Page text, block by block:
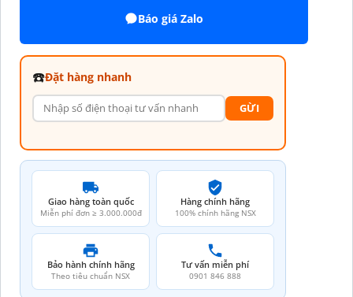
Báo giá Zalo
☎️Đặt hàng nhanh
GỪI
Giao hàng toàn quốc
Miễn phí đơn ≥ 3.000.000đ
Hàng chính hãng
100% chính hãng NSX
Bảo hành chính hãng
Theo tiêu chuẩn NSX
Tư vấn miễn phí
0901 846 888